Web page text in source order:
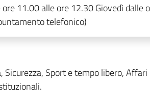
11.00 alle ore 12.30 Giovedì dalle
telefonico)
Sport e tempo libero,